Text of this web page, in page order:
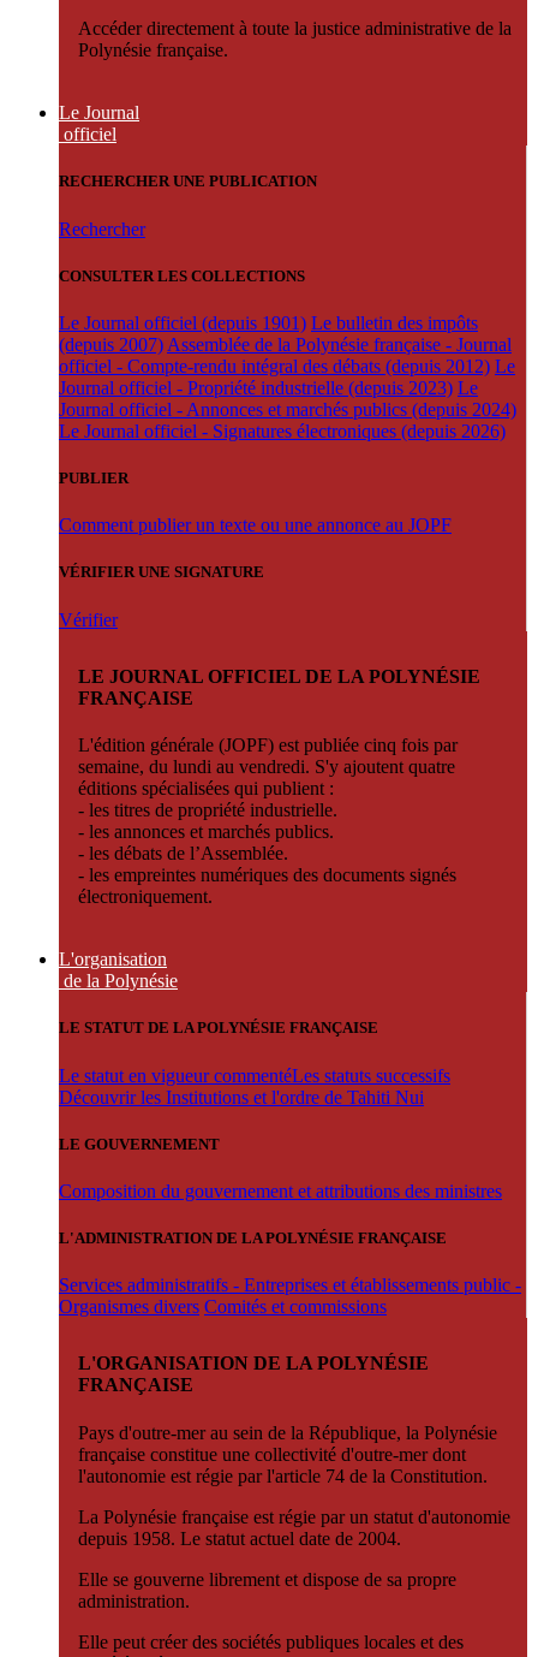
Accéder directement à toute la justice administrative de la
Polynésie française.
Le Journal
officiel
RECHERCHER UNE PUBLICATION
Rechercher
CONSULTER LES COLLECTIONS
Le Journal officiel (depuis 1901) Le bulletin des impôts
(depuis 2007) Assemblée de la Polynésie française - Journal
officiel - Compte-rendu intégral des débats (depuis 2012) Le
Journal officiel - Propriété industrielle (depuis 2023) Le
Journal officiel - Annonces et marchés publics (depuis 2024)
Le Journal officiel - Signatures électroniques (depuis 2026)
PUBLIER
Comment publier un texte ou une annonce au JOPF
VÉRIFIER UNE SIGNATURE
Vérifier
LE JOURNAL OFFICIEL DE LA POLYNÉSIE
FRANÇAISE
L'édition générale (JOPF) est publiée cinq fois par
semaine, du lundi au vendredi. S'y ajoutent quatre
éditions spécialisées qui publient :
- les titres de propriété industrielle.
- les annonces et marchés publics.
- les débats de l’Assemblée.
- les empreintes numériques des documents signés
électroniquement.
L'organisation
de la Polynésie
LE STATUT DE LA POLYNÉSIE FRANÇAISE
Le statut en vigueur commentéLes statuts successifs
Découvrir les Institutions et l'ordre de Tahiti Nui
LE GOUVERNEMENT
Composition du gouvernement et attributions des ministres
L'ADMINISTRATION DE LA POLYNÉSIE FRANÇAISE
Services administratifs - Entreprises et établissements public -
Organismes divers Comités et commissions
L'ORGANISATION DE LA POLYNÉSIE
FRANÇAISE
Pays d'outre-mer au sein de la République, la Polynésie
française constitue une collectivité d'outre-mer dont
l'autonomie est régie par l'article 74 de la Constitution.
La Polynésie française est régie par un statut d'autonomie
depuis 1958. Le statut actuel date de 2004.
Elle se gouverne librement et dispose de sa propre
administration.
Elle peut créer des sociétés publiques locales et des